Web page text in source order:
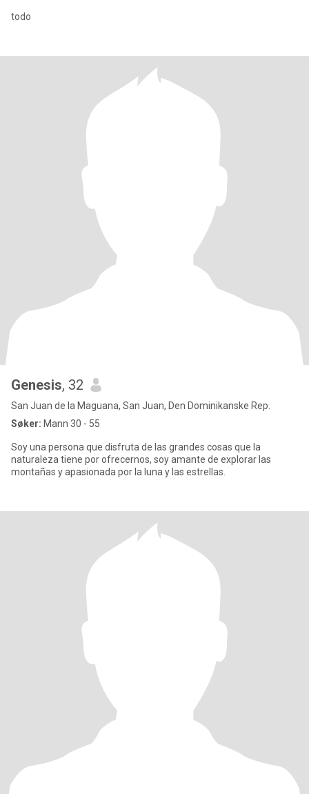
todo
Genesis, 32
San Juan de la Maguana, San Juan, Den Dominikanske Rep.
Søker: Mann 30 - 55
Soy una persona que disfruta de las grandes cosas que la
naturaleza tiene por ofrecernos, soy amante de explorar las
montañas y apasionada por la luna y las estrellas.